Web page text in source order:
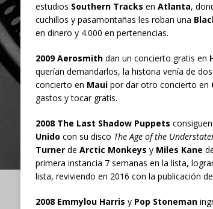
estudios Southern Tracks en Atlanta,
cuchillos y pasamontañas les roban una
en dinero y 4.000 en pertenencias.
2009 Aerosmithdan un concierto gratis en
querían demandarlos, la historia venía de
concierto en Mauipor dar otro concierto en
gastos y tocar gratis.
2008 The Last Shadow Puppets
Unido con su disco The Age of the
Turnerde Arctic Monkeys y Miles Kane
primera instancia 7 semanas en la lista,
lista, reviviendo en 2016 con la publicación
2008 Emmylou Harris y Pop Stoneman